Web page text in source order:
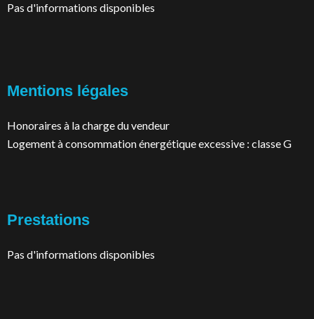
Pas d'informations disponibles
Mentions légales
Honoraires à la charge du vendeur
Logement à consommation énergétique excessive : classe G
Prestations
Pas d'informations disponibles